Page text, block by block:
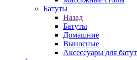
Батуты
Назад
Батуты
Домашние
Выносные
Аксессуары для